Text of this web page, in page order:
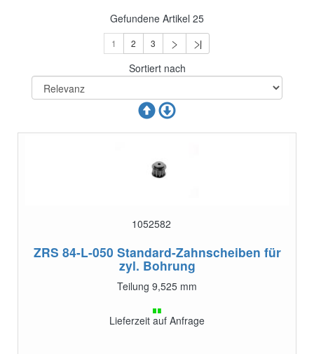
Gefundene Artikel 25
1 2 3
Sortiert nach
1052582
ZRS 84-L-050 Standard-Zahnscheiben für
zyl. Bohrung
Teilung 9,525 mm
Lieferzeit auf Anfrage